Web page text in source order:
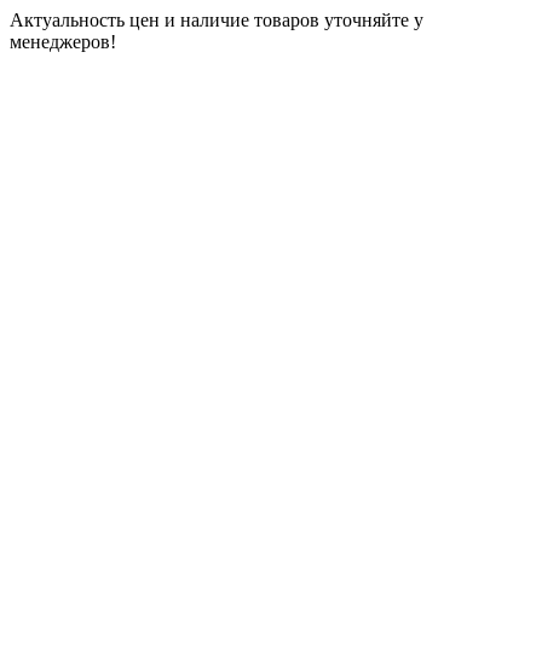
Актуальность цен и наличие товаров уточняйте у
менеджеров!